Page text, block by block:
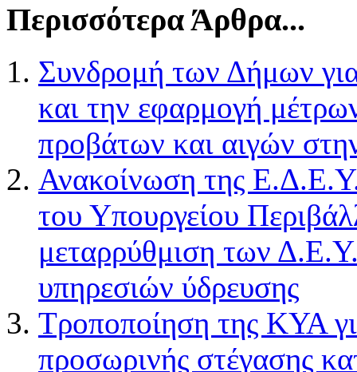
Περισσότερα Άρθρα...
Συνδρομή των Δήμων
και την εφαρμογή
προβάτων και αιγών
Ανακοίνωση της
του Υπουργείου
μεταρρύθμιση των
υπηρεσιών ύδρευσης
Τροποποίηση της ΚΥΑ
προσωρινής στέγασης